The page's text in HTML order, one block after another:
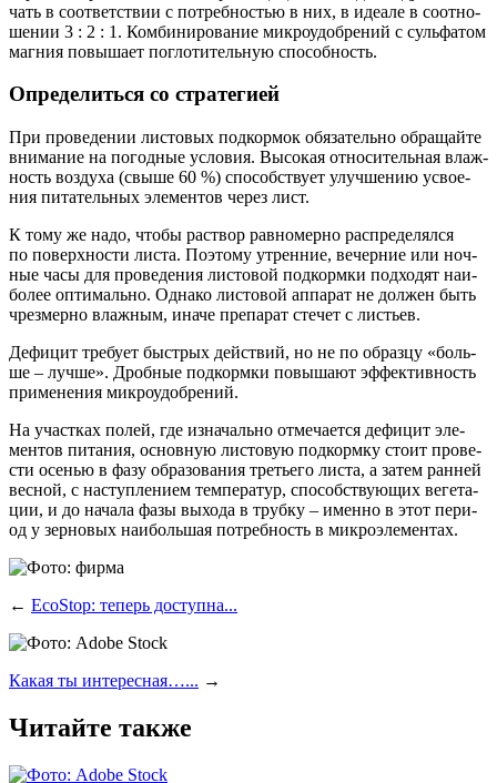
чать в соот­вет­ствии с потреб­но­стью в них, в иде­а­ле в соот­но­
ше­нии 3 : 2 : 1. Ком­би­ни­ро­ва­ние мик­ро­удоб­ре­ний с суль­фа­том
маг­ния повы­ша­ет погло­ти­тель­ную способность.
Определиться со стратегией
При про­ве­де­нии листо­вых под­кор­мок обя­за­тель­но обра­щай­те
вни­ма­ние на погод­ные усло­вия. Высо­кая отно­си­тель­ная влаж­
ность воз­ду­ха (свы­ше 60 %) спо­соб­ству­ет улуч­ше­нию усво­е­
ния пита­тель­ных эле­мен­тов через лист.
К тому же надо, что­бы рас­твор рав­но­мер­но рас­пре­де­лял­ся
по поверх­но­сти листа. Поэто­му утрен­ние, вечер­ние или ноч­
ные часы для про­ве­де­ния листо­вой под­корм­ки под­хо­дят наи­
бо­лее опти­маль­но. Одна­ко листо­вой аппа­рат не дол­жен быть
чрез­мер­но влаж­ным, ина­че пре­па­рат сте­чет с листьев.
Дефи­цит тре­бу­ет быст­рых дей­ствий, но не по образ­цу «боль­
ше – луч­ше». Дроб­ные под­корм­ки повы­ша­ют эффек­тив­ность
при­ме­не­ния микроудобрений.
На участ­ках полей, где изна­чаль­но отме­ча­ет­ся дефи­цит эле­
мен­тов пита­ния, основ­ную листо­вую под­корм­ку сто­ит про­ве­
сти осе­нью в фазу обра­зо­ва­ния тре­тье­го листа, а затем ран­ней
вес­ной, с наступ­ле­ни­ем тем­пе­ра­тур, спо­соб­ству­ю­щих веге­та­
ции, и до нача­ла фазы выхо­да в труб­ку – имен­но в этот пери­
од у зер­но­вых наи­боль­шая потреб­ность в микроэлементах.
← EcoStop: теперь доступна...
Какая ты интересная…... →
Читайте также